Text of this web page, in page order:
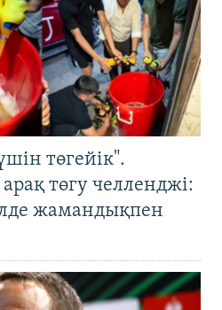
төгейік".
төгу челленджі:
жамандықпен